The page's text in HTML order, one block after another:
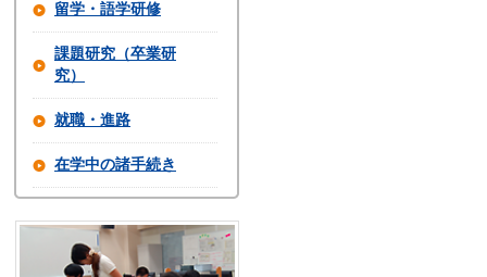
留学・語学研修
課題研究（卒業研
究）
就職・進路
在学中の諸手続き